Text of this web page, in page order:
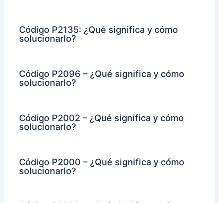
Código P2135: ¿Qué significa y cómo
solucionarlo?
Código P2096 – ¿Qué significa y cómo
solucionarlo?
Código P2002 – ¿Qué significa y cómo
solucionarlo?
Código P2000 – ¿Qué significa y cómo
solucionarlo?